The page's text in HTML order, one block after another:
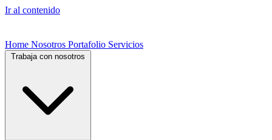
Ir al contenido
Home Nosotros Portafolio Servicios